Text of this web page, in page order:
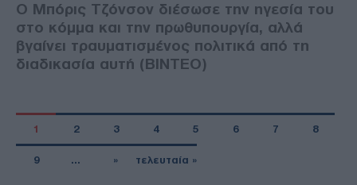
Ο Μπόρις Τζόνσον διέσωσε την ηγεσία του
στο κόμμα και την πρωθυπουργία, αλλά
βγαίνει τραυματισμένος πολιτικά από τη
διαδικασία αυτή (ΒΙΝΤΕΟ)
1 2 3 4 5 6 7 8
9 … » τελευταία »